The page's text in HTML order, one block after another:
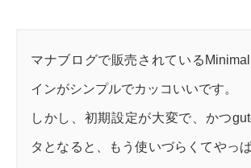
マナブログで販売されている
インがシンプルでカッコいいです。
しかし、初期設定が大変で、かつ
タとなると、もう使いづらくてやっ